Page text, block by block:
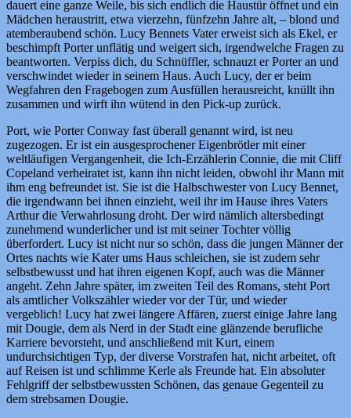
dauert eine ganze Weile, bis sich endlich die Haustür öffnet und ein
Mädchen heraustritt, etwa vierzehn, fünfzehn Jahre alt, – blond und
atemberaubend schön. Lucy Bennets Vater erweist sich als Ekel, er
beschimpft Porter unflätig und weigert sich, irgendwelche Fragen zu
beantworten. Verpiss dich, du Schnüffler, schnauzt er Porter an und
verschwindet wieder in seinem Haus. Auch Lucy, der er beim
Wegfahren den Fragebogen zum Ausfüllen herausreicht, knüllt ihn
zusammen und wirft ihn wütend in den Pick-up zurück.
Port, wie Porter Conway fast überall genannt wird, ist neu
zugezogen. Er ist ein ausgesprochener Eigenbrötler mit einer
weltläufigen Vergangenheit, die Ich-Erzählerin Connie, die mit Cliff
Copeland verheiratet ist, kann ihn nicht leiden, obwohl ihr Mann mit
ihm eng befreundet ist. Sie ist die Halbschwester von Lucy Bennet,
die irgendwann bei ihnen einzieht, weil ihr im Hause ihres Vaters
Arthur die Verwahrlosung droht. Der wird nämlich altersbedingt
zunehmend wunderlicher und ist mit seiner Tochter völlig
überfordert. Lucy ist nicht nur so schön, dass die jungen Männer der
Ortes nachts wie Kater ums Haus schleichen, sie ist zudem sehr
selbstbewusst und hat ihren eigenen Kopf, auch was die Männer
angeht. Zehn Jahre später, im zweiten Teil des Romans, steht Port
als amtlicher Volkszähler wieder vor der Tür, und wieder
vergeblich! Lucy hat zwei längere Affären, zuerst einige Jahre lang
mit Dougie, dem als Nerd in der Stadt eine glänzende berufliche
Karriere bevorsteht, und anschließend mit Kurt, einem
undurchsichtigen Typ, der diverse Vorstrafen hat, nicht arbeitet, oft
auf Reisen ist und schlimme Kerle als Freunde hat. Ein absoluter
Fehlgriff der selbstbewussten Schönen, das genaue Gegenteil zu
dem strebsamen Dougie.